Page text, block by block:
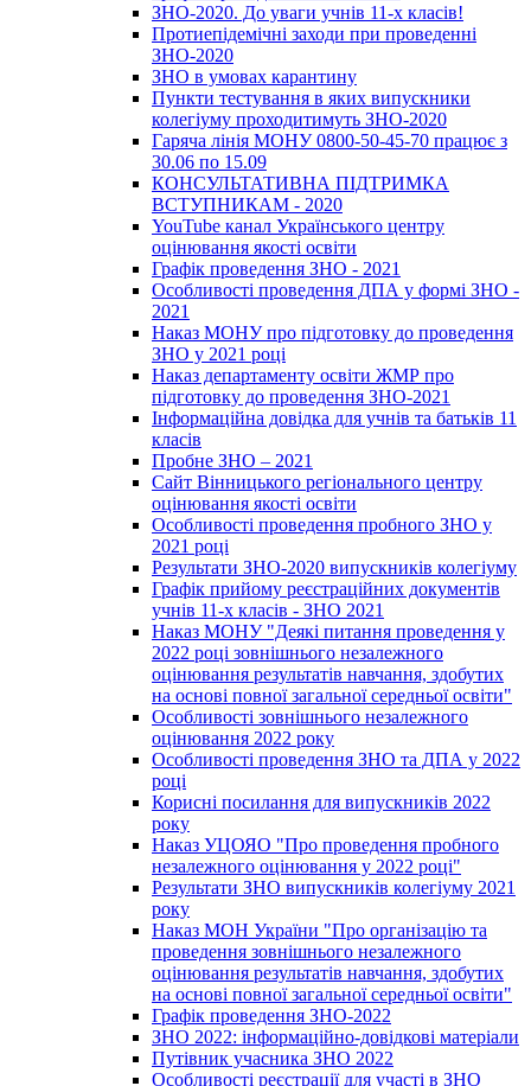
ЗНО-2020. До уваги учнів 11-х класів!
Протиепідемічні заходи при проведенні
ЗНО-2020
ЗНО в умовах карантину
Пункти тестування в яких випускники
колегіуму проходитимуть ЗНО-2020
Гаряча лінія МОНУ 0800-50-45-70 працює з
30.06 по 15.09
КОНСУЛЬТАТИВНА ПІДТРИМКА
ВСТУПНИКАМ - 2020
YouTube канал Українського центру
оцінювання якості освіти
Графік проведення ЗНО - 2021
Особливості проведення ДПА у формі ЗНО -
2021
Наказ МОНУ про підготовку до проведення
ЗНО у 2021 році
Наказ департаменту освіти ЖМР про
підготовку до проведення ЗНО-2021
Інформаційна довідка для учнів та батьків 11
класів
Пробне ЗНО – 2021
Сайт Вінницького регіонального центру
оцінювання якості освіти
Особливості проведення пробного ЗНО у
2021 році
Результати ЗНО-2020 випускників колегіуму
Графік прийому реєстраційних документів
учнів 11-х класів - ЗНО 2021
Наказ МОНУ "Деякі питання проведення у
2022 році зовнішнього незалежного
оцінювання результатів навчання, здобутих
на основі повної загальної середньої освіти"
Особливості зовнішнього незалежного
оцінювання 2022 року
Особливості проведення ЗНО та ДПА у 2022
році
Корисні посилання для випускників 2022
року
Наказ УЦОЯО "Про проведення пробного
незалежного оцінювання у 2022 році"
Результати ЗНО випускників колегіуму 2021
року
Наказ МОН України "Про організацію та
проведення зовнішнього незалежного
оцінювання результатів навчання, здобутих
на основі повної загальної середньої освіти"
Графік проведення ЗНО-2022
ЗНО 2022: інформаційно-довідкові матеріали
Путівник учасника ЗНО 2022
Особливості реєстрації для участі в ЗНО